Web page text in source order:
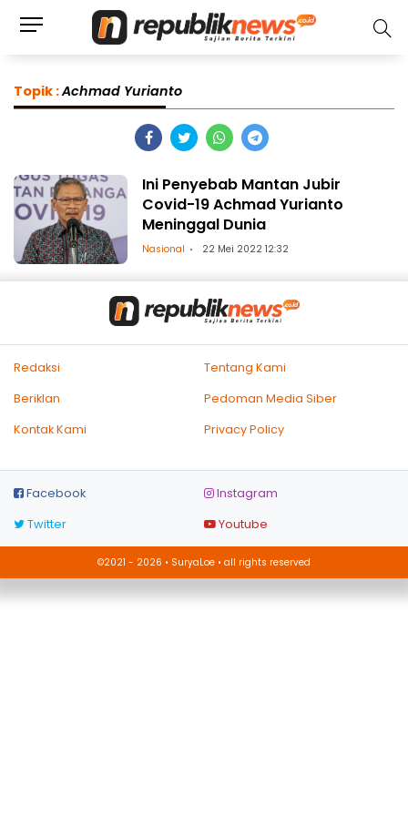
Topik :Achmad Yurianto
Ini Penyebab Mantan Jubir
Covid-19 Achmad Yurianto
Meninggal Dunia
Nasional 22 Mei 2022 12:32
Redaksi
Tentang Kami
Beriklan
Pedoman Media Siber
Kontak Kami
Privacy Policy
Facebook
Instagram
Twitter
Youtube
©2021 - 2026 • SuryaLoe • all rights reserved